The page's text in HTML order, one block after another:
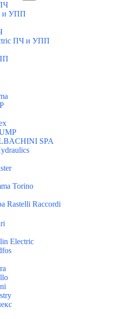
и УПП
ПЧ и УПП
SPA
Torino
Rastelli Raccordi
Electric